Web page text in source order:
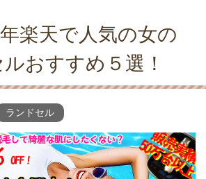
楽天で人気の女の
おすすめ５選！
ランドセル